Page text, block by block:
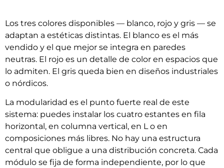
Los tres colores disponibles — blanco, rojo y gris — se
adaptan a estéticas distintas. El blanco es el más
vendido y el que mejor se integra en paredes
neutras. El rojo es un detalle de color en espacios que
lo admiten. El gris queda bien en diseños industriales
o nórdicos.
La modularidad es el punto fuerte real de este
sistema: puedes instalar los cuatro estantes en fila
horizontal, en columna vertical, en L o en
composiciones más libres. No hay una estructura
central que obligue a una distribución concreta. Cada
módulo se fija de forma independiente, por lo que